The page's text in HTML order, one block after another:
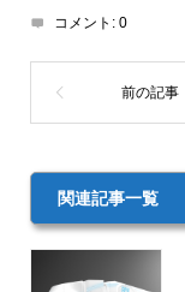
コメント: 0
関連記事一覧